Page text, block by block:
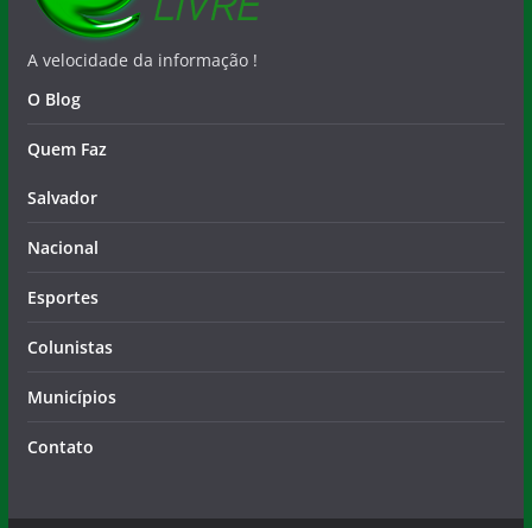
A velocidade da informação !
O Blog
Quem Faz
Salvador
Nacional
Esportes
Colunistas
Municípios
Contato